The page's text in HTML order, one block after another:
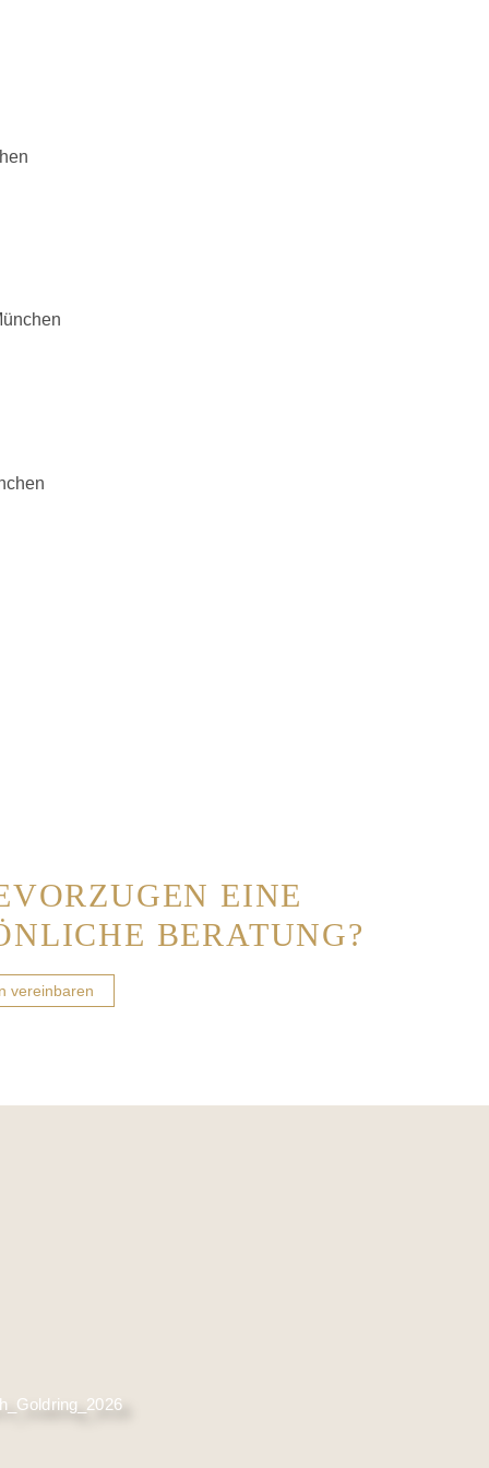
EINE
BERATUNG?
vereinbaren